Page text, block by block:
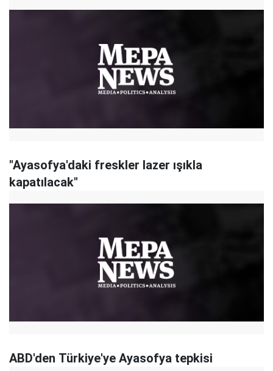
"Ayasofya'daki freskler lazer ışıkla
kapatılacak"
ABD'den Türkiye'ye Ayasofya tepkisi